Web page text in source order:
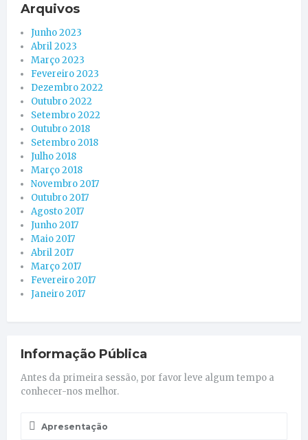
Arquivos
Junho 2023
Abril 2023
Março 2023
Fevereiro 2023
Dezembro 2022
Outubro 2022
Setembro 2022
Outubro 2018
Setembro 2018
Julho 2018
Março 2018
Novembro 2017
Outubro 2017
Agosto 2017
Junho 2017
Maio 2017
Abril 2017
Março 2017
Fevereiro 2017
Janeiro 2017
Informação Pública
Antes da primeira sessão, por favor leve algum tempo a
conhecer-nos melhor.
Apresentação